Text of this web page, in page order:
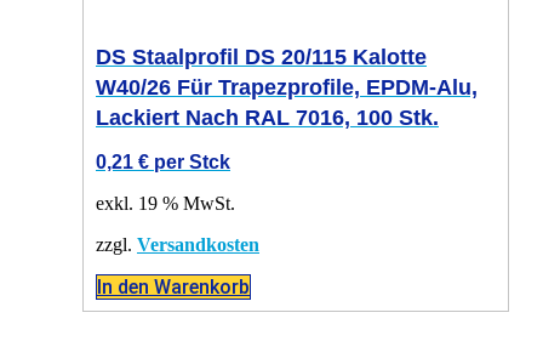
DS Staalprofil DS 20/115 Kalotte
W40/26 Für Trapezprofile, EPDM-Alu,
Lackiert Nach RAL 7016, 100 Stk.
0,21 € per Stck
exkl. 19 % MwSt.
zzgl. Versandkosten
In den Warenkorb